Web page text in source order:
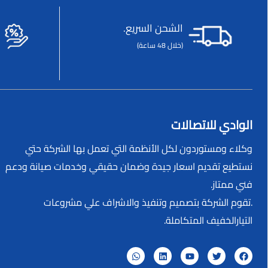
الشحن السريع.
(خلال 48 ساعة)
الوادي للاتصالات
وكلاء ومستوردون لكل الأنظمة التي تعمل بها الشركة حتي
نستطيع تقديم اسعار جيدة وضمان حقيقي وخدمات صيانة ودعم
فني ممتاز.
.تقوم الشركة بتصميم وتنفيذ والاشراف علي مشروعات
التيارالخفيف المتكاملة.